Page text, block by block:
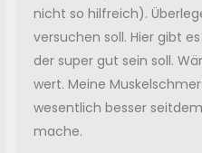
nicht so hilfreich).
versuchen soll. Hier gibt
der super gut sein soll.
wert. Meine
wesentlich besser
mache.